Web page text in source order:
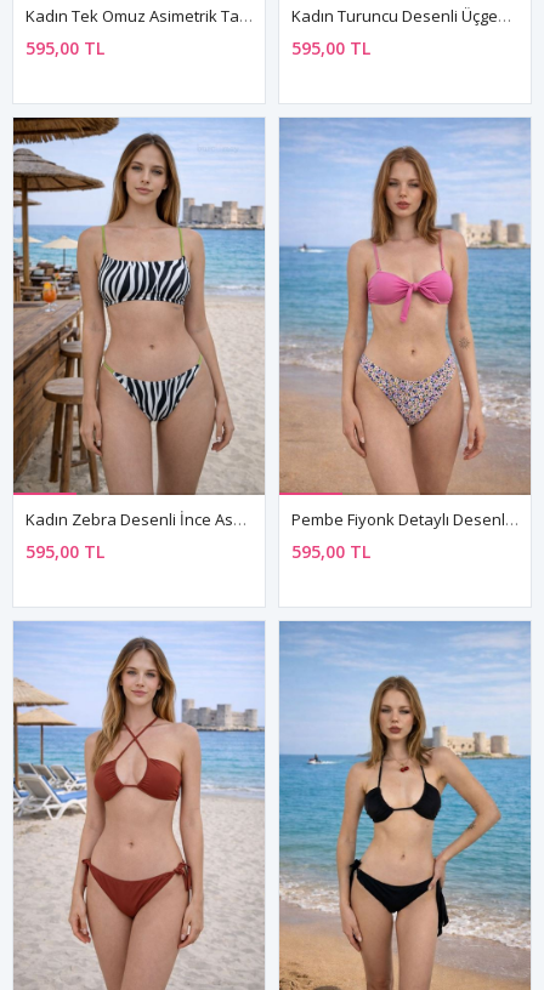
Kadın Tek Omuz Asimetrik Tasarım Mavi Bikini Takımı
595,00 TL
Kadın Turuncu Desenli Üçgen Bağlamalı Bikini Takımı
595,00 TL
Kadın Zebra Desenli İnce Askılı Bikini Takımı
595,00 TL
Pembe Fiyonk Detaylı Desenli Yüksek Bel Bikini Takımı
595,00 TL